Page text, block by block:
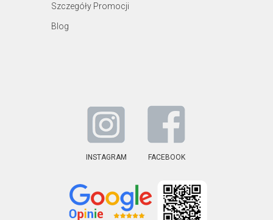
Szczegóły Promocji
Blog
INSTAGRAM FACEBOOK